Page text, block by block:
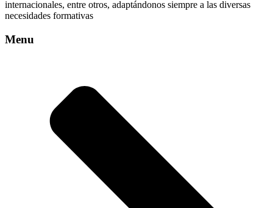
internacionales, entre otros, adaptándonos siempre a las diversas
necesidades formativas
Menu